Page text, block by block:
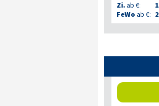
Zi.ab €: 1
FeWo ab €: 2